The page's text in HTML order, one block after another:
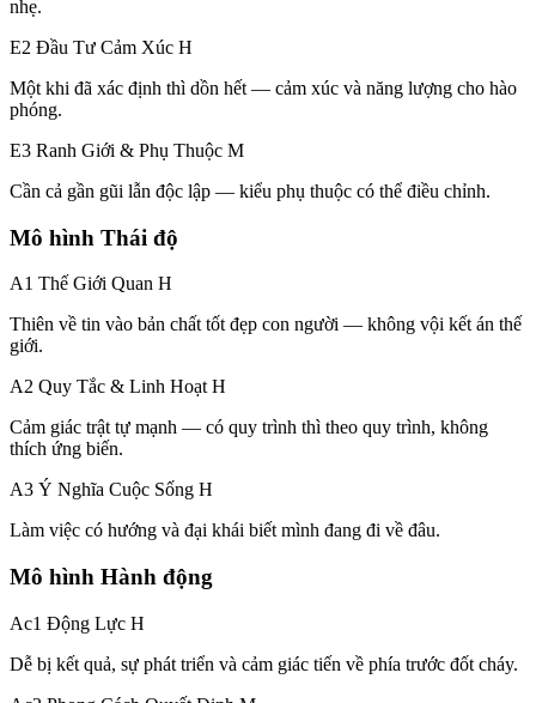
nhẹ.
E2 Đầu Tư Cảm Xúc H
Một khi đã xác định thì dồn hết — cảm xúc và năng lượng cho hào
phóng.
E3 Ranh Giới & Phụ Thuộc M
Cần cả gần gũi lẫn độc lập — kiểu phụ thuộc có thể điều chỉnh.
Mô hình Thái độ
A1 Thế Giới Quan H
Thiên về tin vào bản chất tốt đẹp con người — không vội kết án thế
giới.
A2 Quy Tắc & Linh Hoạt H
Cảm giác trật tự mạnh — có quy trình thì theo quy trình, không
thích ứng biến.
A3 Ý Nghĩa Cuộc Sống H
Làm việc có hướng và đại khái biết mình đang đi về đâu.
Mô hình Hành động
Ac1 Động Lực H
Dễ bị kết quả, sự phát triển và cảm giác tiến về phía trước đốt cháy.